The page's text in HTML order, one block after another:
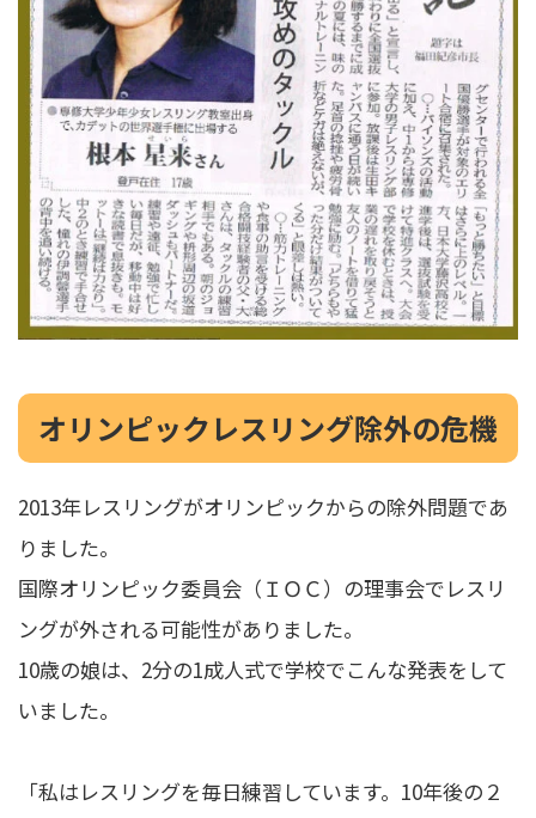
オリンピックレスリング除外の危機
2013年レスリングがオリンピックからの除外問題であ
りました。
国際オリンピック委員会（ＩＯＣ）の理事会でレスリ
ングが外される可能性がありました。
10歳の娘は、2分の1成人式で学校でこんな発表をして
いました。
「私はレスリングを毎日練習しています。10年後の２